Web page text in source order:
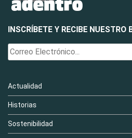
INSCRÍBETE Y RECIBE NUESTRO
Actualidad
Historias
Sostenibilidad